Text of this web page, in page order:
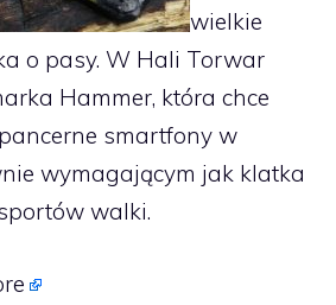
wielkie
o pasy. W Hali Torwar
Hammer, która chce
smartfony w
wymagającym jak klatka
walki.